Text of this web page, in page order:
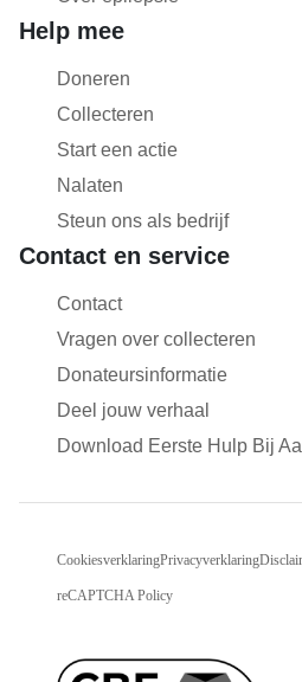
Help mee
Doneren
Collecteren
Start een actie
Nalaten
Steun ons als bedrijf
Contact en service
Contact
Vragen over collecteren
Donateursinformatie
Deel jouw verhaal
Download Eerste Hulp Bij
CookiesverklaringPrivacyverklaring
reCAPTCHA Policy